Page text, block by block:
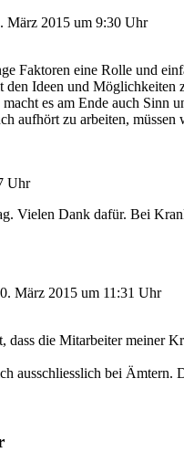
März 2015 um 9:30 Uhr
Faktoren eine Rolle und
Ideen und Möglichkeiten
es am Ende auch Sinn
aufhört zu arbeiten,
Uhr
Vielen Dank dafür. Bei
März 2015 um 11:31 Uhr
dass die Mitarbeiter meiner
ausschliesslich bei Ämtern.